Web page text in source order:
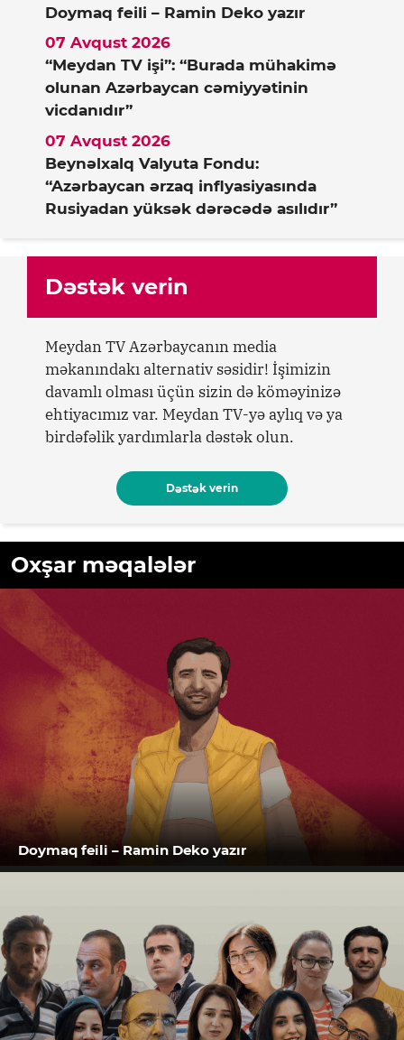
Doymaq feili – Ramin Deko yazır
“Meydan TV işi”: “Burada mühakimə
olunan Azərbaycan cəmiyyətinin
vicdanıdır”
07 Avqust 2026
Beynəlxalq Valyuta Fondu:
“Azərbaycan ərzaq inflyasiyasında
Rusiyadan yüksək dərəcədə asılıdır”
07 Avqust 2026
Dəstək verin
Meydan TV Azərbaycanın media
məkanındakı alternativ səsidir! İşimizin
davamlı olması üçün sizin də köməyinizə
ehtiyacımız var. Meydan TV-yə aylıq və ya
birdəfəlik yardımlarla dəstək olun.
Dəstək verin
Oxşar məqalələr
Doymaq feili – Ramin Deko yazır